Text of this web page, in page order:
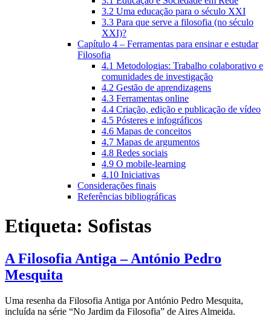
3.2 Uma educação para o século XXI
3.3 Para que serve a filosofia (no século
XXI)?
Capítulo 4 – Ferramentas para ensinar e estudar
Filosofia
4.1 Metodologias: Trabalho colaborativo e
comunidades de investigação
4.2 Gestão de aprendizagens
4.3 Ferramentas online
4.4 Criação, edição e publicação de vídeo
4.5 Pósteres e infográficos
4.6 Mapas de conceitos
4.7 Mapas de argumentos
4.8 Redes sociais
4.9 O mobile-learning
4.10 Iniciativas
Considerações finais
Referências bibliográficas
Etiqueta: Sofistas
A Filosofia Antiga – António Pedro
Mesquita
Uma resenha da Filosofia Antiga por António Pedro Mesquita,
incluída na série “No Jardim da Filosofia” de Aires Almeida.